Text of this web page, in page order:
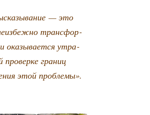
— это
транс­фор­
ока­зы­ва­ет­ся утра­
гра­ниц
этой проблемы».